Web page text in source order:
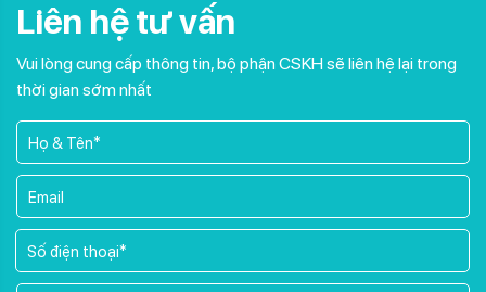
Liên hệ tư vấn
Vui lòng cung cấp thông tin, bộ phận CSKH sẽ liên hệ lại trong
thời gian sớm nhất